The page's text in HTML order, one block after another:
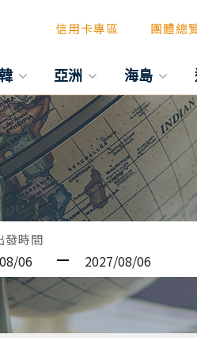
信用卡專區 團體總
亞洲 海島
發時間